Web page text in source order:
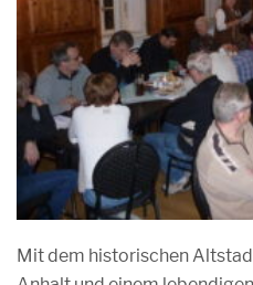
Mit dem historischen